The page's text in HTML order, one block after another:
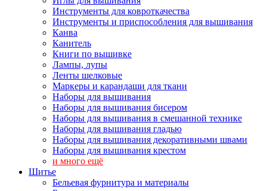
Инструменты для ковроткачества
Инструменты и приспособления для вышивания
Канва
Канитель
Книги по вышивке
Лампы, лупы
Ленты шелковые
Маркеры и карандаши для ткани
Наборы для вышивания
Наборы для вышивания бисером
Наборы для вышивания в смешанной технике
Наборы для вышивания гладью
Наборы для вышивания декоративными швами
Наборы для вышивания крестом
и много ещё
Шитье
Бельевая фурнитура и материалы